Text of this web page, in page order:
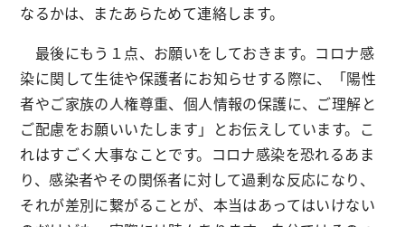
なるかは、またあらためて連絡します。
最後にもう１点、お願いをしておきます。コロナ感
染に関して生徒や保護者にお知らせする際に、「陽性
者やご家族の人権尊重、個人情報の保護に、ご理解と
ご配慮をお願いいたします」とお伝えしています。こ
れはすごく大事なことです。コロナ感染を恐れるあま
り、感染者やその関係者に対して過剰な反応になり、
それが差別に繋がることが、本当はあってはいけない